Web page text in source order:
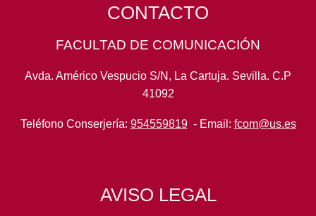
CONTACTO
FACULTAD DE COMUNICACIÓN
Avda. Américo Vespucio S/N, La Cartuja. Sevilla. C.P
41092
Teléfono Conserjería: 954559819- Email: fcom@us.es
AVISO LEGAL